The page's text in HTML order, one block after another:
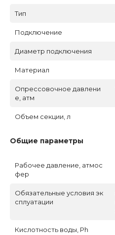
Тип
Подключение
Диаметр подключения
Материал
Опрессовочное давлени
е, атм
Объем секции, л
Общие параметры
Рабочее давление, атмос
фер
Обязательные условия эк
сплуатации
Кислотность воды, Ph